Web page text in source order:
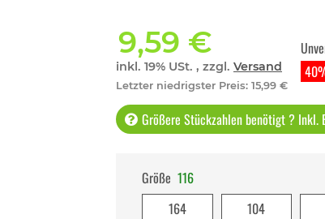
9,59 €
inkl. 19% USt. , zzgl. Versand
Letzter niedrigster Preis: 15,99 €
Größere Stückzahlen benötigt ?
Größe 116
164
104